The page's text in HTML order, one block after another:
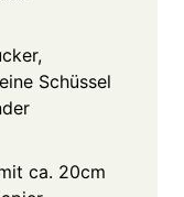
Schüssel
ca. 20cm